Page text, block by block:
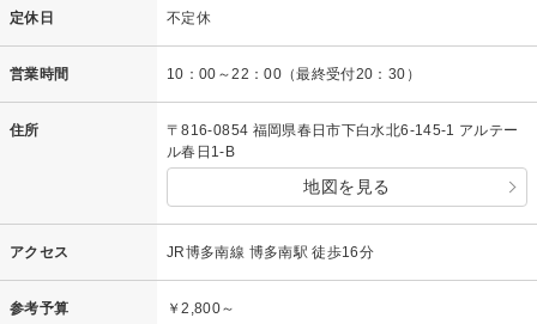
定休日 不定休
営業時間 10：00～22：00（最終受付20：30）
住所
〒816-0854 福岡県春日市下白水北6-145-1 アルテー
ル春日1-B
地図を見る
アクセス JR博多南線 博多南駅 徒歩16分
参考予算 ￥2,800～